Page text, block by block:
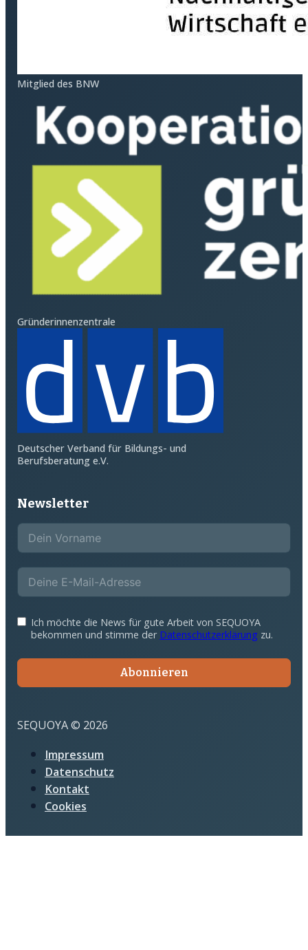
Mitglied des BNW
Gründerinnenzentrale
Deutscher Verband für Bildungs- und
Berufsberatung e.V.
Newsletter
Ich möchte die News für gute Arbeit von SEQUOYA
bekommen und stimme der Datenschutzerklärung zu.
Abonnieren
SEQUOYA © 2026
Impressum
Datenschutz
Kontakt
Cookies